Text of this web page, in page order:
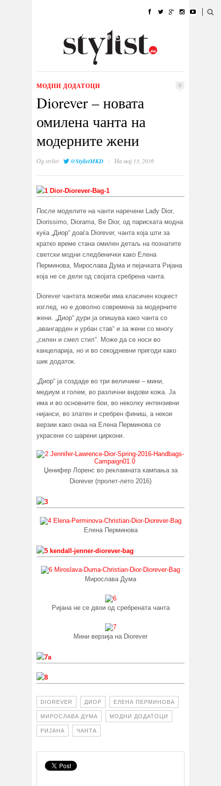
УБАВИНА
КУЛТУРА @РАБОТА
ИЗЛОГ
МОДНИ ДОДАТОЦИ 0
Diorever – новата
омилена чанта на
модерните жени
Одstylist @StylistMKD · На мај 13, 2016
После моделите на чанти наречени Lady Dior,
Diorissimo, Diorama, Be Dior, од париската модна
куќа „Диор“ доаѓа Diorever, чанта која шти за
кратко време стана омилен детаљ на познатите
светски модни следбенички како Елена
Перминова, Мирослава Дума и пејачката Ријана
која не се дели од својата сребрена чанта.
Diorever чантата можеби има класичен коцкест
изглед, но е доволно современа за модерните
жени. „Диор“ дури ја опишува како чанта со
„авангарден и урбан став“ и за жени со многу
„силен и смел стил“. Може да се носи во
канцеларија, но и во секојдневни пригоди како
шик додаток.
„Диор“ ја создаде во три величини – мини,
медиум и голем, во различни видови кожа. Ја
има и во основните бои, во неколку интензивни
нијанси, во златен и сребрен финиш, а некои
верзии како онаа на Елена Перминова се
украсени со шарени циркони.
Џенифер Лоренс во рекламната кампања за
Diorever (пролет-лето 2016)
Елена Перминова
Мирослава Дума
Ријана не се двои од сребрената чанта
Мини верзија на Diorever
DIOREVER ДИОР ЕЛЕНА ПЕРМИНОВА
МИРОСЛАВА ДУМА МОДНИ ДОДАТОЦИ
РИЈАНА ЧАНТА